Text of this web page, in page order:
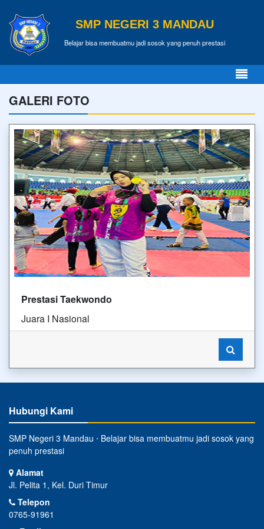
SMP NEGERI 3 MANDAU
Belajar bisa membuatmu jadi sosok yang penuh prestasi
GALERI FOTO
Prestasi Taekwondo
Juara I Nasional
Hubungi Kami
SMP Negeri 3 Mandau ⋅ Belajar bisa membuatmu jadi sosok yang
penuh prestasi
Alamat
Jl. Pelita 1, Kel. Duri Timur
Telepon
0765-91961